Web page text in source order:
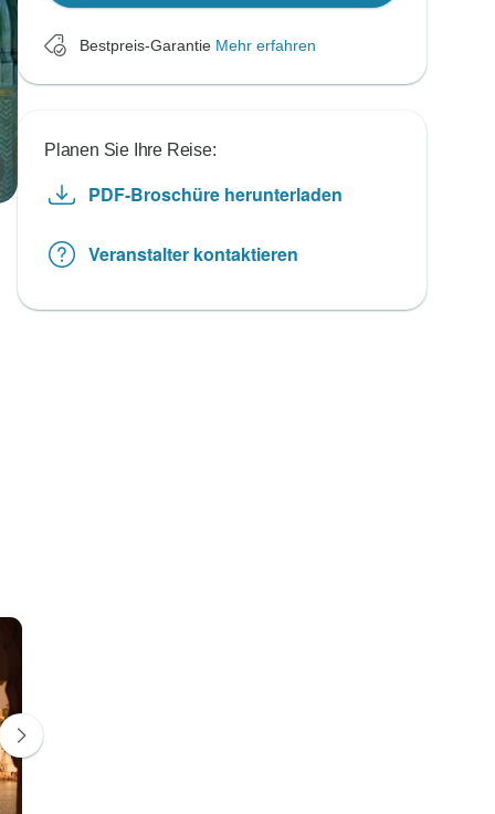
Bestpreis-Garantie Mehr erfahren
Planen Sie Ihre Reise:
PDF-Broschüre herunterladen
Veranstalter kontaktieren